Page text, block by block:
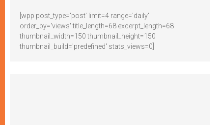
[wpp post_type='post' limit=4 range='daily'
order_by='views' title_length=68 excerpt_length=68
thumbnail_width=150 thumbnail_height=150
thumbnail_build='predefined' stats_views=0]